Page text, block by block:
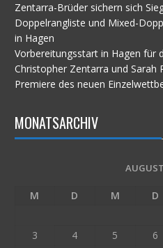
Zentarra-Brüder sichern sich
Doppelrangliste und Mixed-
in Hagen
Vorbereitungsstart in Hagen für
Christopher Zentarra und Sarah
Premiere des neuen
MONATSARCHIV
M D M D
3
4 5 6